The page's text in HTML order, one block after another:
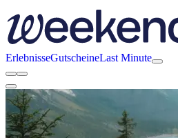
ErlebnisseGutscheineLast Minute